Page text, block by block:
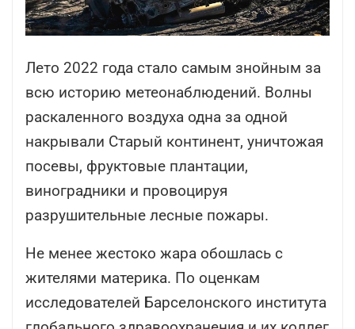
Лето 2022 года стало самым знойным за
всю историю метеонаблюдений. Волны
раскаленного воздуха одна за одной
накрывали Старый континент, уничтожая
посевы, фруктовые плантации,
виноградники и провоцируя
разрушительные лесные пожары.
Не менее жестоко жара обошлась с
жителями материка. По оценкам
исследователей Барселонского института